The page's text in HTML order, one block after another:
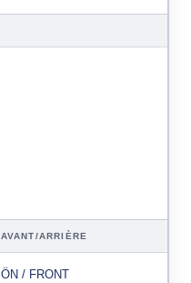
AVANT/ARRIÈRE
ÖN / FRONT